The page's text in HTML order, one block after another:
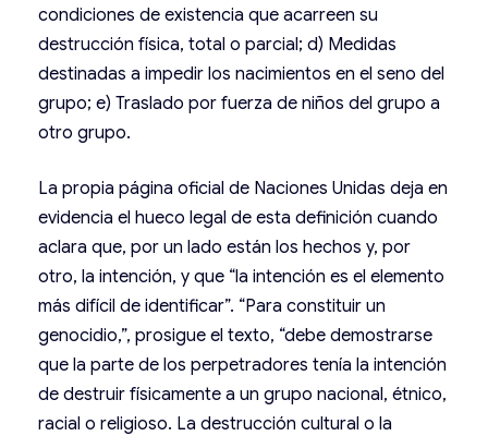
condiciones de existencia que acarreen su
destrucción física, total o parcial; d) Medidas
destinadas a impedir los nacimientos en el seno del
grupo; e) Traslado por fuerza de niños del grupo a
otro grupo.
La propia página oficial de Naciones Unidas deja en
evidencia el hueco legal de esta definición cuando
aclara que, por un lado están los hechos y, por
otro, la intención, y que “la intención es el elemento
más difícil de identificar”. “Para constituir un
genocidio,”, prosigue el texto, “debe demostrarse
que la parte de los perpetradores tenía la intención
de destruir físicamente a un grupo nacional, étnico,
racial o religioso. La destrucción cultural o la